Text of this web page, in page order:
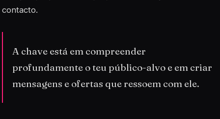
contacto.
A chave está em compreender
profundamente o teu público-alvo e em criar
mensagens e ofertas que ressoem com ele.